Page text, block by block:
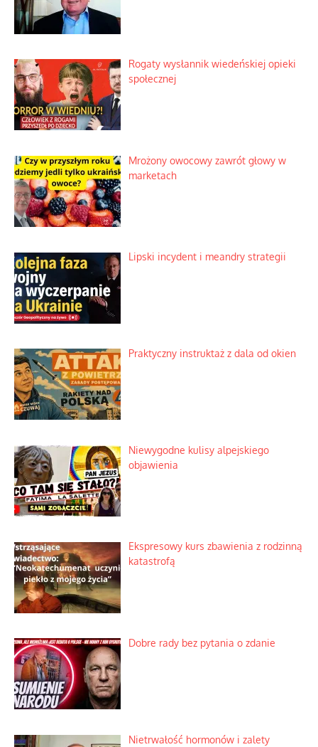
Rogaty wysłannik wiedeńskiej opieki
społecznej
Mrożony owocowy zawrót głowy w
marketach
Lipski incydent i meandry strategii
Praktyczny instruktaż z dala od okien
Niewygodne kulisy alpejskiego
objawienia
Ekspresowy kurs zbawienia z rodzinną
katastrofą
Dobre rady bez pytania o zdanie
Nietrwałość hormonów i zalety